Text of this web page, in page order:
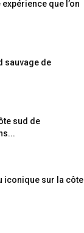
que l’on
sauvage de
sud de
iconique sur la côte